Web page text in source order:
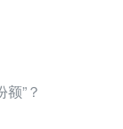
”？